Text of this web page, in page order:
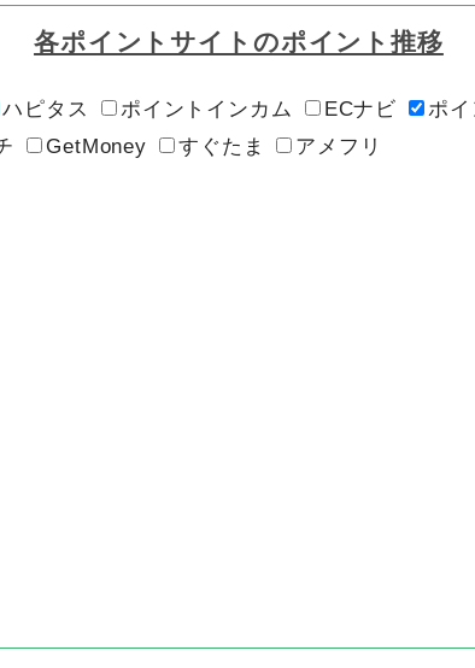
各ポイントサイトのポイント推移
ハピタス ポイントインカム ECナビ
ポイ
GetMoney すぐたま アメフリ